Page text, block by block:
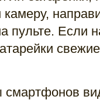
пульте. Если
смартфонов